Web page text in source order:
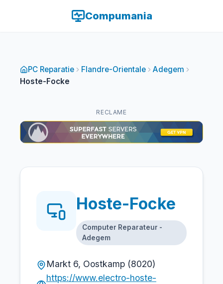
Compumania
PC Reparatie Flandre-Orientale
Adegem
Hoste-Focke
RECLAME
Hoste-Focke
Computer Reparateur -
Adegem
Markt 6, Oostkamp (8020)
https://www.electro-hoste-